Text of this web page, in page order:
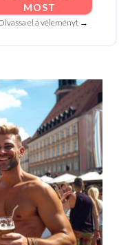
MOST
el a véleményt →